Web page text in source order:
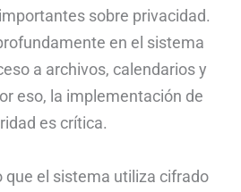
sobre privacidad.
en el sistema
a archivos, calendarios y
eso, la implementación de
es crítica.
que el sistema utiliza cifrado